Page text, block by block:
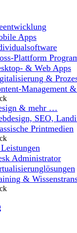
Apps
Plattform
& Web Apps
&
Management
& mehr …
SEO,
Printmedien
Administrator
&